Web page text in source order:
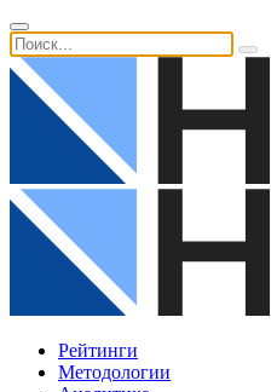
Рейтинги
Методологии